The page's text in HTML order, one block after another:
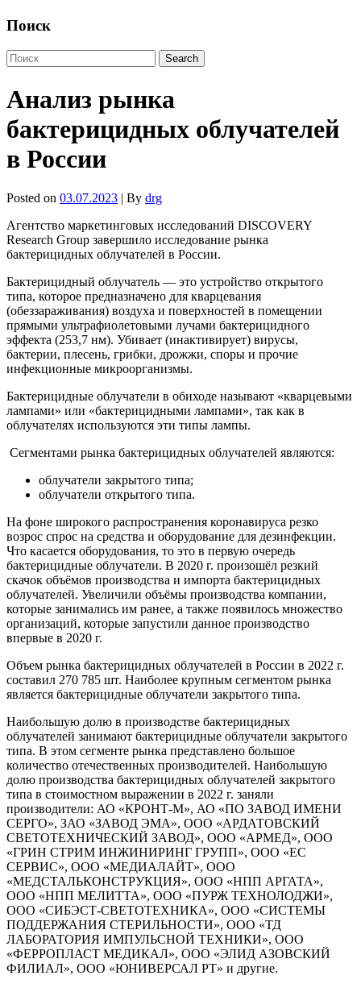
Поиск
Анализ рынка
бактерицидных облучателей
в России
Posted on 03.07.2023 | By drg
Агентство маркетинговых исследований DISCOVERY
Research Group завершило исследование рынка
бактерицидных облучателей в России.
Бактерицидный облучатель — это устройство открытого
типа, которое предназначено для кварцевания
(обеззараживания) воздуха и поверхностей в помещении
прямыми ультрафиолетовыми лучами бактерицидного
эффекта (253,7 нм). Убивает (инактивирует) вирусы,
бактерии, плесень, грибки, дрожжи, споры и прочие
инфекционные микроорганизмы.
Бактерицидные облучатели в обиходе называют «кварцевыми
лампами» или «бактерицидными лампами», так как в
облучателях используются эти типы лампы.
Сегментами рынка бактерицидных облучателей являются:
облучатели закрытого типа;
облучатели открытого типа.
На фоне широкого распространения коронавируса резко
возрос спрос на средства и оборудование для дезинфекции.
Что касается оборудования, то это в первую очередь
бактерицидные облучатели. В 2020 г. произошёл резкий
скачок объёмов производства и импорта бактерицидных
облучателей. Увеличили объёмы производства компании,
которые занимались им ранее, а также появилось множество
организаций, которые запустили данное производство
впервые в 2020 г.
Объем рынка бактерицидных облучателей в России в 2022 г.
составил 270 785 шт. Наиболее крупным сегментом рынка
является бактерицидные облучатели закрытого типа.
Наибольшую долю в производстве бактерицидных
облучателей занимают бактерицидные облучатели закрытого
типа. В этом сегменте рынка представлено большое
количество отечественных производителей. Наибольшую
долю производства бактерицидных облучателей закрытого
типа в стоимостном выражении в 2022 г. заняли
производители: АО «КРОНТ-М», АО «ПО ЗАВОД ИМЕНИ
СЕРГО», ЗАО «ЗАВОД ЭМА», ООО «АРДАТОВСКИЙ
СВЕТОТЕХНИЧЕСКИЙ ЗАВОД», ООО «АРМЕД», ООО
«ГРИН СТРИМ ИНЖИНИРИНГ ГРУПП», ООО «ЕС
СЕРВИС», ООО «МЕДИАЛАЙТ», ООО
«МЕДСТАЛЬКОНСТРУКЦИЯ», ООО «НПП АРГАТА»,
ООО «НПП МЕЛИТТА», ООО «ПУРЖ ТЕХНОЛОДЖИ»,
ООО «СИБЭСТ-СВЕТОТЕХНИКА», ООО «СИСТЕМЫ
ПОДДЕРЖАНИЯ СТЕРИЛЬНОСТИ», ООО «ТД
ЛАБОРАТОРИЯ ИМПУЛЬСНОЙ ТЕХНИКИ», ООО
«ФЕРРОПЛАСТ МЕДИКАЛ», ООО «ЭЛИД АЗОВСКИЙ
ФИЛИАЛ», ООО «ЮНИВЕРСАЛ РТ» и другие.